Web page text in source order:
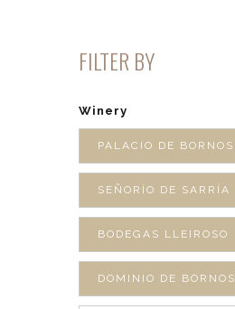
FILTER BY
Winery
PALACIO DE BORNOS
SEÑORÍO DE SARRÍA
BODEGAS LLEIROSO
DOMINIO DE BORNOS